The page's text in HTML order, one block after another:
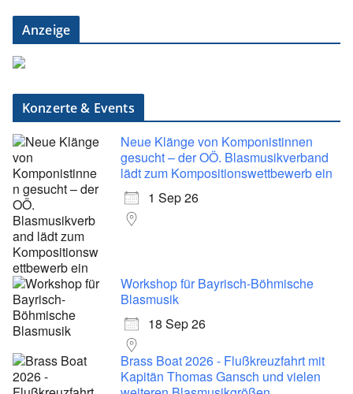
Anzeige
Konzerte & Events
Neue Klänge von Komponistinnen
gesucht – der OÖ. Blasmusikverband
lädt zum Kompositionswettbewerb ein
1 Sep 26
Workshop für Bayrisch-Böhmische
Blasmusik
18 Sep 26
Brass Boat 2026 - Flußkreuzfahrt mit
Kapitän Thomas Gansch und vielen